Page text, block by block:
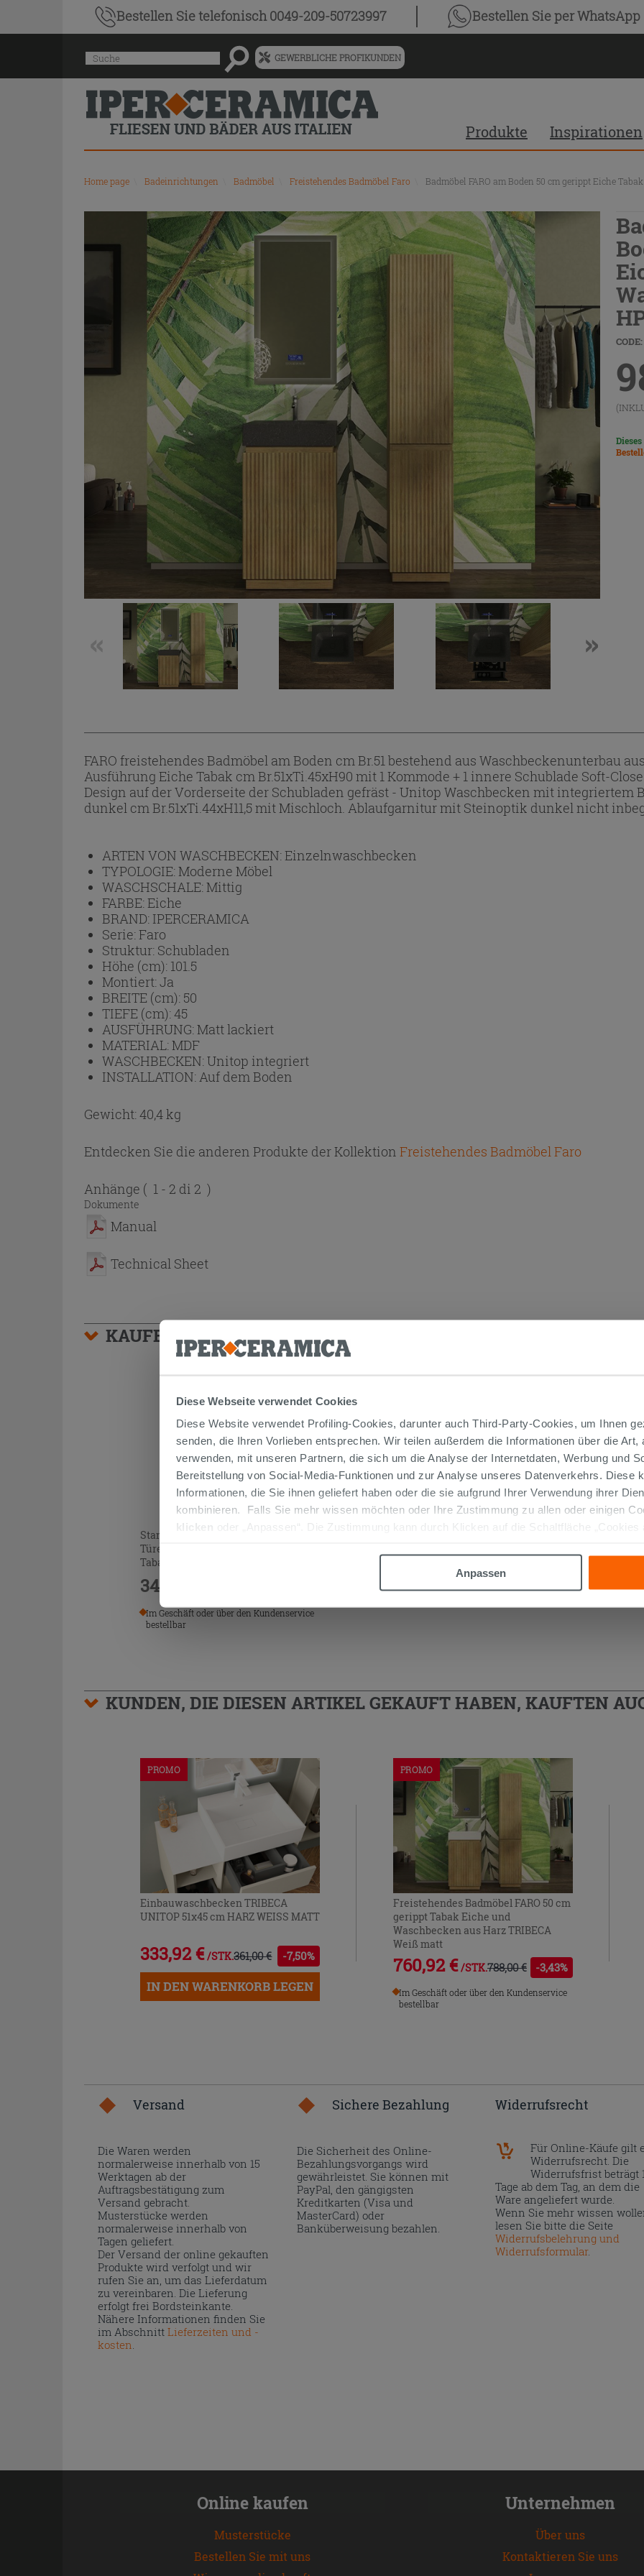
Diese Webseite verwendet Cookies
Diese Website verwendet Profiling-Cookies, darunter auch Third-Party-Cookies, um Ihnen
senden, die Ihren Vorlieben entsprechen. Wir teilen außerdem die Informationen über die
verwenden, mit unseren Partnern, die sich um die Analyse der Internetdaten, Werbung und
Bereitstellung von Social-Media-Funktionen und zur Analyse unseres Datenverkehrs. Diese
Informationen, die Sie ihnen geliefert haben oder die sie aufgrund Ihrer Verwendung ihrer
kombinieren. Falls Sie mehr wissen möchten oder Ihre Zustimmung zu allen oder einigen
klicken
oder „Anpassen“. Die Zustimmung kann durch Klicken auf die Schaltfläche „Cookies
Anpassen
Bestellen Sietelefonisch 0049-209-50723997 Bestellen Sieper WhatsApp
Menü
für
vorgeschlagenen
Siteinhalt
und
Suchprotokoll
Suche GEWERBLICHE PROFIKUNDEN
Produkte Inspirationen
Home page Badeinrichtungen Badmöbel Freistehendes Badmöbel Faro Badmöbel FARO am Boden 50 cm gerippt Eiche
FARO freistehendes Badmöbel am Boden cm Br.51 bestehend aus Waschbeckenunterbau
Ausführung Eiche Tabak cm Br.51xTi.45xH90 mit 1 Kommode + 1 innere Schublade Soft-
Design auf der Vorderseite der Schubladen gefräst - Unitop Waschbecken mit integriertem
dunkel cm Br.51xTi.44xH11,5 mit Mischloch. Ablaufgarnitur mit Steinoptik dunkel nicht
ARTEN VON WASCHBECKEN:Einzelnwaschbecken
TYPOLOGIE:Moderne Möbel
WASCHSCHALE:Mittig
FARBE:Eiche
BRAND: IPERCERAMICA
Serie:Faro
Struktur: Schubladen
Höhe (cm): 101.5
Montiert:Ja
BREITE (cm): 50
TIEFE (cm):45
AUSFÜHRUNG:Matt lackiert
MATERIAL:MDF
WASCHBECKEN:Unitop integriert
INSTALLATION: Auf dem Boden
Gewicht: 40,4 kg
Entdecken Sie die anderen Produkte der Kollektion Freistehendes Badmöbel Faro
Anhänge ( 1 - 2 di 2 )
Dokumente
Manual
Technical Sheet
KAUFBARES ZUBEHÖR
Stand-Hochschrank für Bad FARO 2
Türen cm 35xH185 gerippt Eiche
Tabak
349,90 €
Im Geschäft oder über den Kundenservice
bestellbar
KUNDEN, DIE DIESEN ARTIKEL GEKAUFT HABEN, KAUFTEN
PROMO
Einbauwaschbecken TRIBECA
UNITOP 51x45 cm HARZ WEISS MATT
333,92 € /STK.361,00 € -7,50%
IN DEN WARENKORB LEGEN
PROMO
Freistehendes Badmöbel FARO 50 cm
gerippt Tabak Eiche und
Waschbecken aus Harz TRIBECA
Weiß matt
760,92 € /STK.788,00 € -3,43%
Im Geschäft oder über den Kundenservice
bestellbar
Versand
Die Waren werden
normalerweise innerhalb von 15
Werktagen ab der
Auftragsbestätigung zum
Versand gebracht.
Musterstücke werden
normalerweise innerhalb von
Tagen geliefert.
Der Versand der online gekauften
Produkte wird verfolgt und wir
rufen Sie an, um das Lieferdatum
zu vereinbaren. Die Lieferung
erfolgt frei Bordsteinkante.
Nähere Informationen finden Sie
im Abschnitt Lieferzeiten und -
kosten
Sichere Bezahlung
Die Sicherheit des Online-
Bezahlungsvorgangs wird
gewährleistet. Sie können mit
PayPal, den gängigsten
Kreditkarten (Visa und
MasterCard) oder
Banküberweisung bezahlen.
Widerrufsrecht
Für Online-Käufe gilt
Widerrufsrecht. Die
Widerrufsfrist beträgt
Tage ab dem Tag, an dem die
Ware angeliefert wurde.
Wenn Sie mehr wissen
lesen Sie bitte die Seite
Widerrufsbelehrung und
Widerrufsformular.
Online kaufen
Musterstücke
Bestellen Sie mit uns
Unternehmen
Über uns
Kontaktieren Sie uns